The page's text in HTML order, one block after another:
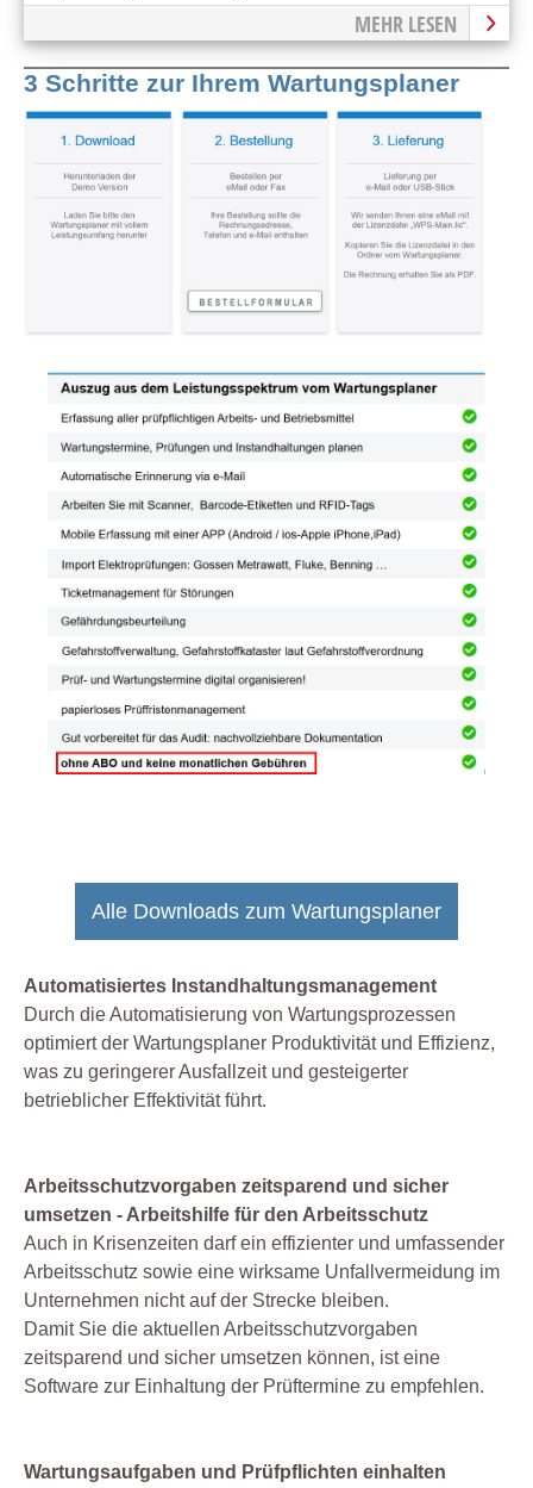
MEHR LESEN
3 Schritte zur Ihrem Wartungsplaner
Alle Downloads zum Wartungsplaner
Automatisiertes Instandhaltungsmanagement
Durch die Automatisierung von Wartungsprozessen
optimiert der Wartungsplaner Produktivität und Effizienz,
was zu geringerer Ausfallzeit und gesteigerter
betrieblicher Effektivität führt.
Arbeitsschutzvorgaben zeitsparend und sicher
umsetzen - Arbeitshilfe für den Arbeitsschutz
Auch in Krisenzeiten darf ein effizienter und umfassender
Arbeitsschutz sowie eine wirksame Unfallvermeidung im
Unternehmen nicht auf der Strecke bleiben.
Damit Sie die aktuellen Arbeitsschutzvorgaben
zeitsparend und sicher umsetzen können, ist eine
Software zur Einhaltung der Prüftermine zu empfehlen.
Wartungsaufgaben und Prüfpflichten einhalten